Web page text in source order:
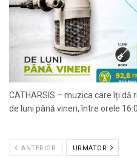
CATHARSIS – muzica care îți
de luni până vineri, între orele
ANTERIOR URMATOR